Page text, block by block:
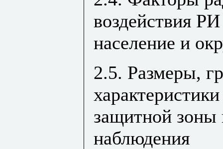
воздействия
население и
2.5. Размеры,
защитной зоны
наблюдения